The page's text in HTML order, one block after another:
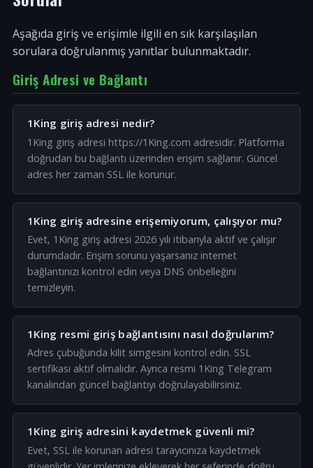
Aşağıda giriş ve erişimle ilgili en sık karşılaşılan
sorulara doğrulanmış yanıtlar bulunmaktadır.
Giriş Adresi ve Bağlantı
1King giriş adresi nedir?
1King giriş adresi https://1King.com adresidir. Platforma
doğrudan bu bağlantı üzerinden erişim sağlanır. Güncel
adres her zaman SSL ile korunur.
1King giriş adresine erişemiyorum, çalışıyor mu?
Evet, 1King giriş adresi 2026 yılı itibarıyla aktif ve çalışır
durumdadır. Erişim sorunu yaşarsanız internet
bağlantınızı kontrol edin veya DNS önbelleğini
temizleyin.
1King resmi giriş bağlantısını nasıl doğrularım?
Adres çubuğunda kilit simgesini kontrol edin. SSL
sertifikası aktif olmalıdır. Ayrıca resmi 1King Telegram
kanalından güncel bağlantıyı doğrulayabilirsiniz.
1King giriş adresini kaydetmek güvenli mi?
Evet, SSL ile korunan adresi tarayıcınıza kaydetmek